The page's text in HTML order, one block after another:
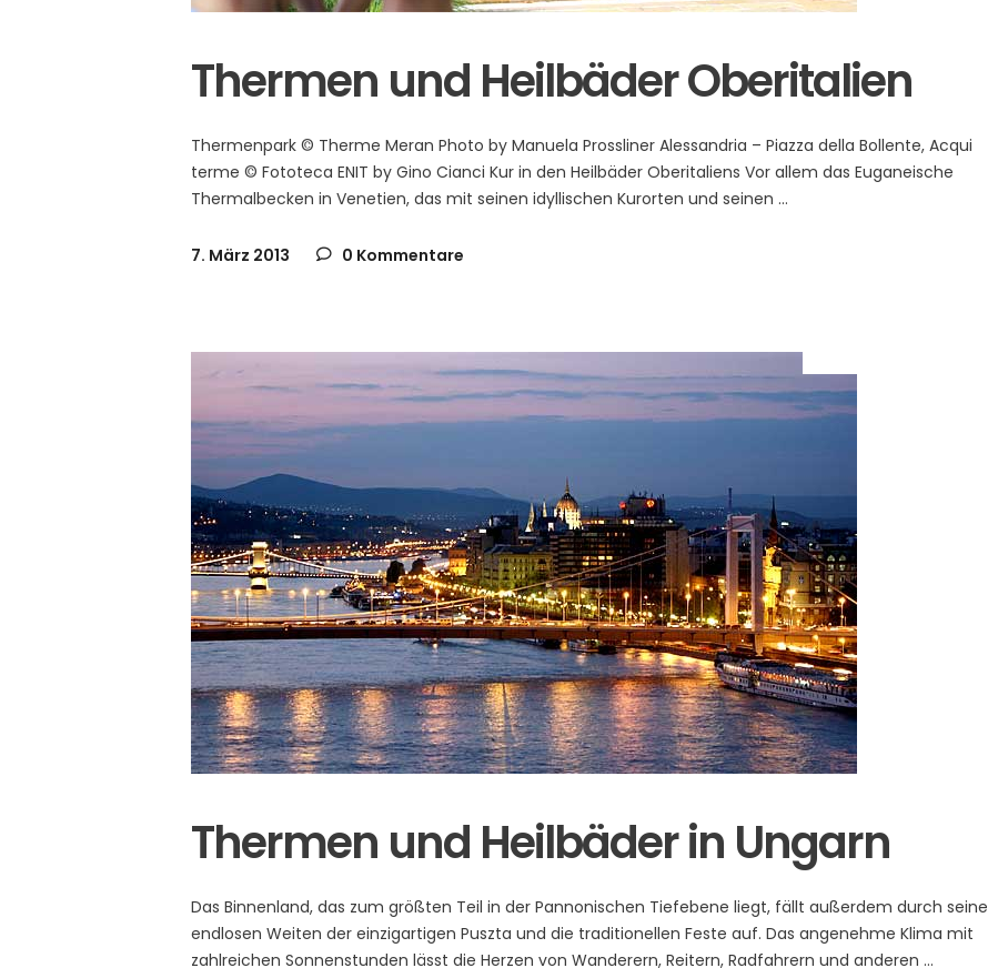
Thermen und Heilbäder Oberitalien
Thermenpark © Therme Meran Photo by Manuela Prossliner Alessandria – Piazza della Bollente, Acqui
terme © Fototeca ENIT by Gino Cianci Kur in den Heilbäder Oberitaliens Vor allem das Euganeische
Thermalbecken in Venetien, das mit seinen idyllischen Kurorten und seinen
7. März 2013 0 Kommentare
Thermen und Heilbäder in Ungarn
Das Binnenland, das zum größten Teil in der Pannonischen Tiefebene liegt, fällt außerdem durch seine
endlosen Weiten der einzigartigen Puszta und die traditionellen Feste auf. Das angenehme Klima mit
zahlreichen Sonnenstunden lässt die Herzen von Wanderern, Reitern, Radfahrern und anderen